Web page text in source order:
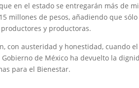
en el estado se entregarán más de
millones de pesos, añadiendo que sólo
y productoras.
con austeridad y honestidad, cuando
de México ha devuelto la
para el Bienestar.